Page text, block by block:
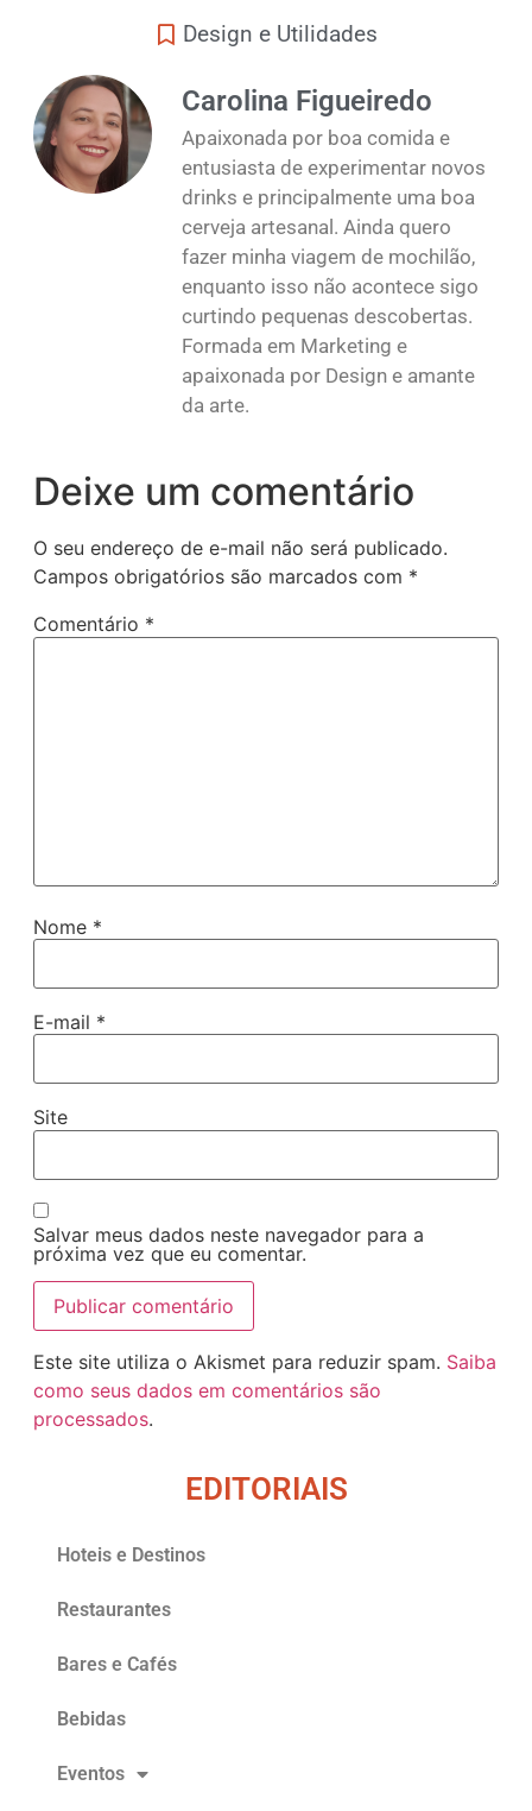
Design e Utilidades
Carolina Figueiredo
Apaixonada por boa comida e
entusiasta de experimentar novos
drinks e principalmente uma boa
cerveja artesanal. Ainda quero
fazer minha viagem de mochilão,
enquanto isso não acontece sigo
curtindo pequenas descobertas.
Formada em Marketing e
apaixonada por Design e amante
da arte.
Deixe um comentário
O seu endereço de e-mail não será publicado.
Campos obrigatórios são marcados com *
Comentário *
Nome *
E-mail *
Site
Salvar meus dados neste navegador para a
próxima vez que eu comentar.
Este site utiliza o Akismet para reduzir spam. Saiba
como seus dados em comentários são
processados.
EDITORIAIS
Hoteis e Destinos
Restaurantes
Bares e Cafés
Bebidas
Eventos